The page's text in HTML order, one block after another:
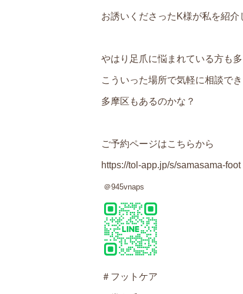
お誘いくださったK様が私を紹介
やはり足爪に悩まれている方も多
こういった場所で気軽に相談で
多摩区もあるのかな？
ご予約ページはこちらから
https://tol-app.jp/s/samasama-foot
＠945vnaps
＃フットケア